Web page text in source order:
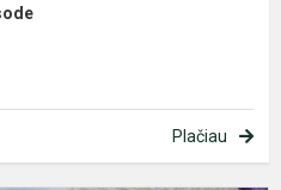
Plačiau